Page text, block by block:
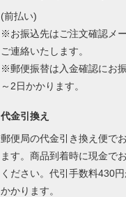
(前払い)
※お振込先はご注文確認メ
ご連絡いたします。
※郵便振替は入金確認にお
～2日かかります。
代金引換え
郵便局の代金引き換え便で
ます。商品到着時に現金で
ください。代引手数料430
かかります。